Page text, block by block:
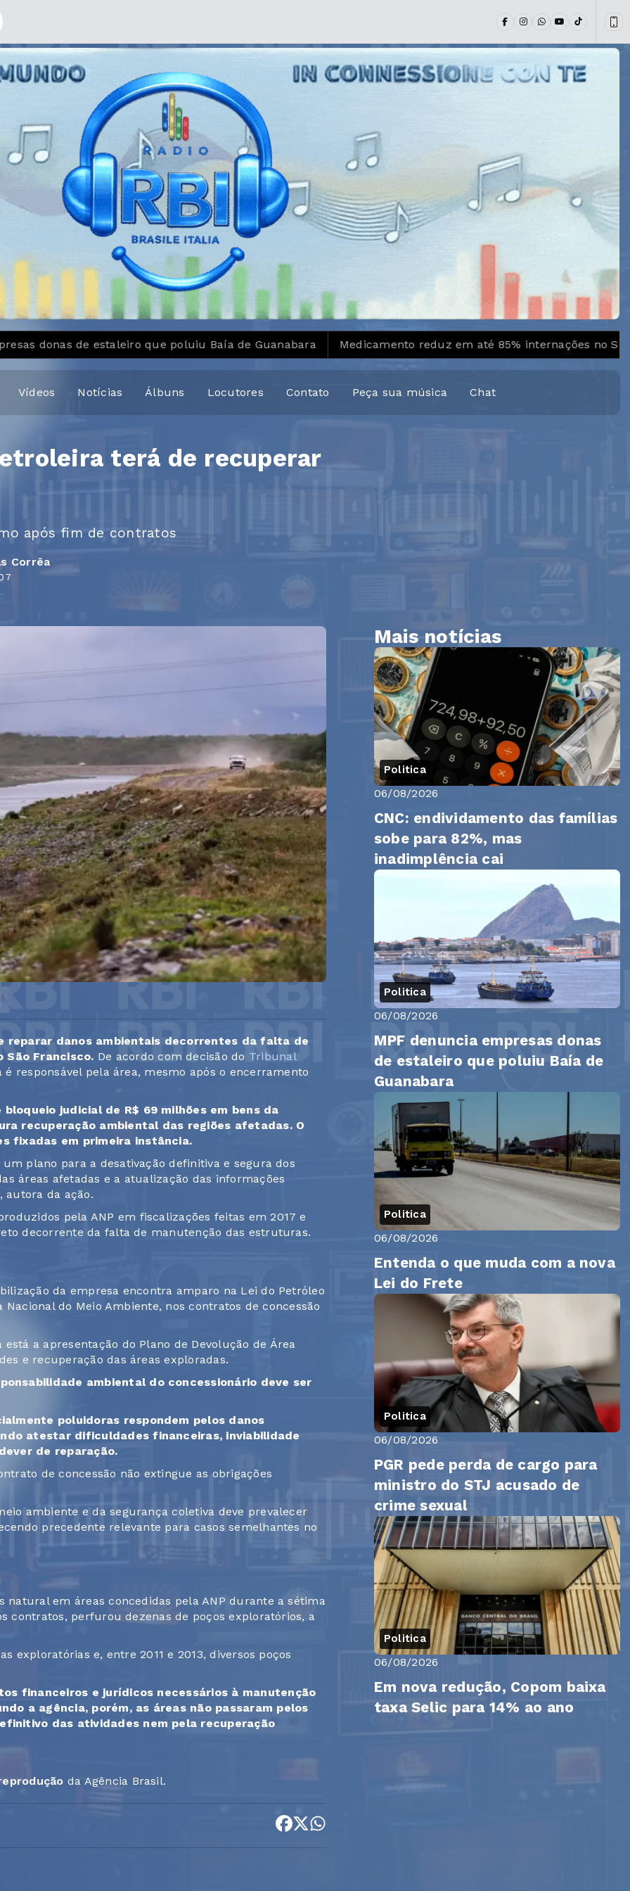
que poluiu Baía de Guanabara Medicamento reduz em até 85% internações no SUS por fibrose
Vídeos Notícias Álbuns Locutores Contato Peça sua música Chat
terá de recuperar
após fim de contratos
Corrêa
reparar danos ambientais decorrentes da falta de
São Francisco. De acordo com decisão do Tribunal
é responsável pela área, mesmo após o encerramento
judicial de R$ 69 milhões em bens da
recuperação ambiental das regiões afetadas. O
fixadas em primeira instância.
plano para a desativação definitiva e segura dos
áreas afetadas e a atualização das informações
, autora da ação.
pela ANP em fiscalizações feitas em 2017 e
decorrente da falta de manutenção das estruturas.
da empresa encontra amparo na Lei do Petróleo
do Meio Ambiente, nos contratos de concessão
a apresentação do Plano de Devolução de Área
e recuperação das áreas exploradas.
ambiental do concessionário deve ser
poluidoras respondem pelos danos
atestar dificuldades financeiras, inviabilidade
de reparação.
de concessão não extingue as obrigações
ambiente e da segurança coletiva deve prevalecer
precedente relevante para casos semelhantes no
natural em áreas concedidas pela ANP durante a sétima
contratos, perfurou dezenas de poços exploratórios, a
exploratórias e, entre 2011 e 2013, diversos poços
financeiros e jurídicos necessários à manutenção
a agência, porém, as áreas não passaram pelos
das atividades nem pela recuperação
da Agência Brasil.
Mais notícias
Politica
06/08/2026
CNC: endividamento das famílias
sobe para 82%, mas
inadimplência cai
Politica
06/08/2026
MPF denuncia empresas donas
de estaleiro que poluiu Baía de
Guanabara
Politica
06/08/2026
Entenda o que muda com a nova
Lei do Frete
Politica
06/08/2026
PGR pede perda de cargo para
ministro do STJ acusado de
crime sexual
Politica
06/08/2026
Em nova redução, Copom baixa
taxa Selic para 14% ao ano